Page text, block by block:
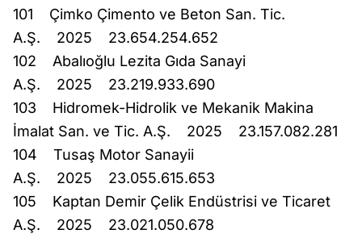
101 Çimko Çimento ve Beton San. Tic.
A.Ş. 2025 23.654.254.652
102 Abalıoğlu Lezita Gıda Sanayi
A.Ş. 2025 23.219.933.690
103 Hidromek-Hidrolik ve Mekanik Makina
İmalat San. ve Tic. A.Ş. 2025 23.157.082.281
104 Tusaş Motor Sanayii
A.Ş. 2025 23.055.615.653
105 Kaptan Demir Çelik Endüstrisi ve Ticaret
A.Ş. 2025 23.021.050.678